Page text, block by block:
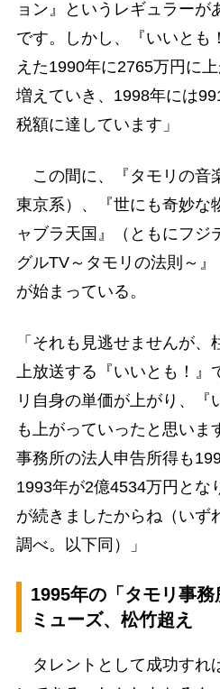
ョン』というレギュラーが
です。しかし、『いいとも
えた1990年に2765万円に
増えていき、1998年には
税額に達しています」
この間に、『タモリの音
東京系）、『世にも奇妙な
ャブラ天国』（ともにフジ
グルTV～タモリの法則～
が始まっている。
「それも見逃せませんが
上放送する『いいとも！』
リ自身の単価が上がり、『
も上がっていったと思いま
事務所の法人申告所得も
1993年が2億4534万円とな
が続きましたからね（いず
調べ。以下同）」
1995年の「タモリ事
ミューズ、松竹超え
タレントとして成功すれ